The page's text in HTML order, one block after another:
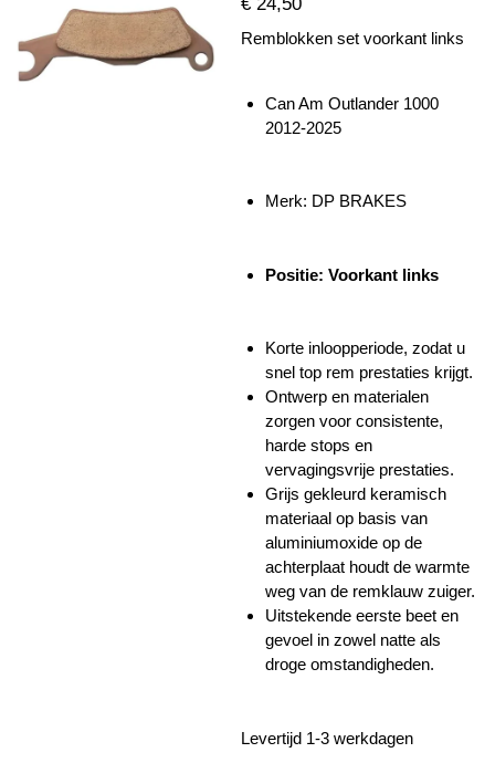
€ 24,50
Remblokken set voorkant links
Can Am Outlander 1000
2012-2025
Merk: DP BRAKES
Positie: Voorkant links
Korte inloopperiode, zodat u
snel top rem prestaties krijgt.
Ontwerp en materialen
zorgen voor consistente,
harde stops en
vervagingsvrije prestaties.
Grijs gekleurd keramisch
materiaal op basis van
aluminiumoxide op de
achterplaat houdt de warmte
weg van de remklauw zuiger.
Uitstekende eerste beet en
gevoel in zowel natte als
droge omstandigheden.
Levertijd 1-3 werkdagen